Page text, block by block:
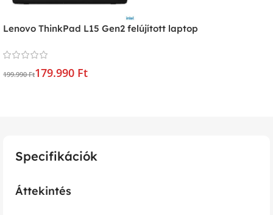
Lenovo ThinkPad L15 Gen2 felújított laptop
199.990 Ft179.990 Ft
Specifikációk
Áttekintés